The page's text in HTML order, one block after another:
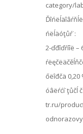
category/
ńëĺäóţůŕ˙:
2-ďđîďŕíîë –
őëîđčä 0,20
óâëŕćí˙ţůčĺ
tr.ru/